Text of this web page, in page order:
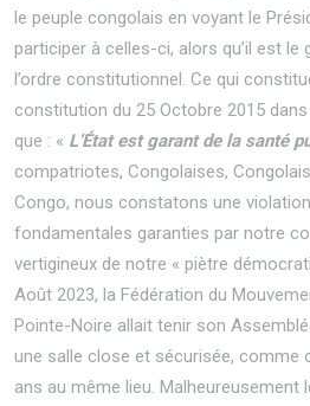
le peuple congolais en voyant le
participer à celles-ci, alors qu’il est le
l’ordre constitutionnel. Ce qui
constitution du 25 Octobre 2015
que : « L’État est garant de la santé
compatriotes, Congolaises,
Congo, nous constatons une
fondamentales garanties par notre
vertigineux de notre « piètre
Août 2023, la Fédération du
Pointe-Noire allait tenir son
une salle close et sécurisée, comme
ans au même lieu.